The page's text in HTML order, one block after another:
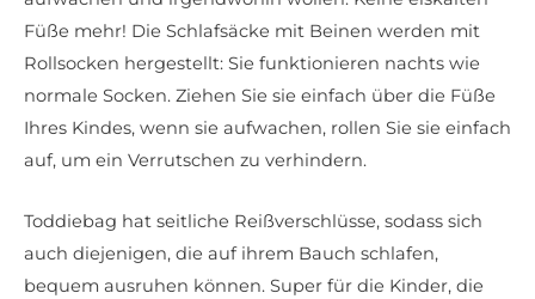
Füße mehr! Die Schlafsäcke mit Beinen werden mit
Rollsocken hergestellt: Sie funktionieren nachts wie
normale Socken. Ziehen Sie sie einfach über die Füße
Ihres Kindes, wenn sie aufwachen, rollen Sie sie einfach
auf, um ein Verrutschen zu verhindern.
Toddiebag hat seitliche Reißverschlüsse, sodass sich
auch diejenigen, die auf ihrem Bauch schlafen,
bequem ausruhen können. Super für die Kinder, die